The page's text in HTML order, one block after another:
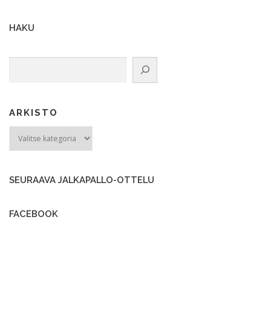
HAKU
ARKISTO
SEURAAVA JALKAPALLO-OTTELU
FACEBOOK